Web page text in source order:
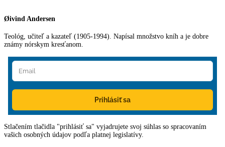
Øivind Andersen
Teológ, učiteľ a kazateľ (1905-1994). Napísal množstvo kníh a je dobre
známy nórskym kresťanom.
Prihlásiť sa
Stlačením tlačidla "prihlásiť sa" vyjadrujete svoj súhlas so spracovaním
vašich osobných údajov podľa platnej legislatívy.